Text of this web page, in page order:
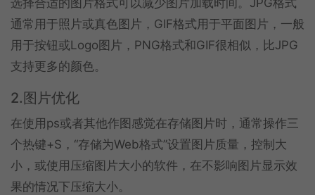
选择合适的图片格式可以减少图片加载时间。JPG格式
通常用于照片或真色图片，GIF格式用于平面图片，一般
用于按钮或Logo图片，PNG格式和GIF很相似，比JPG
支持更多的颜色。
2.图片优化
在使用ps或者其他作图感觉在存储图片时，通常操作三
个热键+S，“存储为Web格式”设置图片质量，控制大
小，或使用压缩图片大小的软件，在不影响图片显示效
果的情况下压缩大小。